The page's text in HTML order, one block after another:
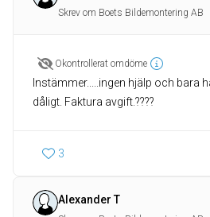
Skrev om Boets Bildemontering AB
Okontrollerat omdöme
Instämmer.....ingen hjälp och bara
dåligt. Faktura avgift.????
3
Alexander T